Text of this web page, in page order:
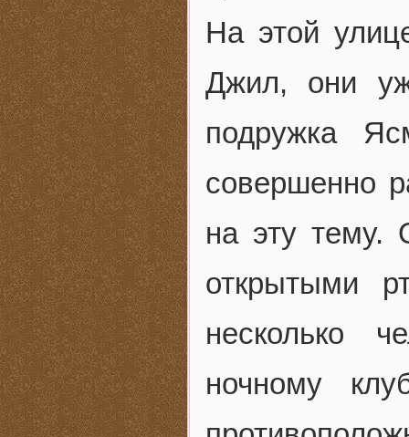
На этой
Джил, они
подружка
совершенно
на эту тему.
открытыми
несколько
ночному